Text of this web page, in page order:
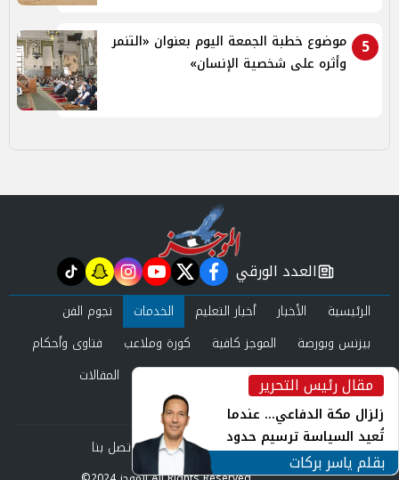
5
موضوع خطبة الجمعة اليوم بعنوان «التنمر
وأثره على شخصية الإنسان»
مقال رئيس التحرير
زلزال مكة الدفاعي... عندما
تُعيد السياسة ترسيم حدود
الأمن القومي العربي
بقلم ياسر بركات
newspaper
العدد الورقي facebook
twitter
youtube
instagram
snapchat
tiktok
الرئيسية الأخبار أخبار التعليم الخدمات
نجوم الفن
بيزنس وبورصة
الموجز كافية كورة وملاعب
فتاوى وأحكام
صحة وجمال
عرب وعالم حوادث ومحاكم
المقالات
العدد الورقي
من نحن
سياسة الخصوصية اتصل بنا